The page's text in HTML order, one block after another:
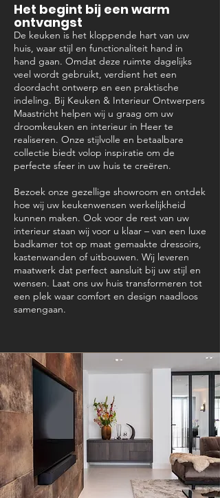
Het begint bij een warm
ontvangst
De keuken is het kloppende hart van uw
huis, waar stijl en functionaliteit hand in
hand gaan. Omdat deze ruimte dagelijks
veel wordt gebruikt, verdient het een
doordacht ontwerp en een praktische
indeling. Bij Keuken & Interieur Ontwerpers
Maastricht helpen wij u graag om uw
droomkeuken en interieur in Heer te
realiseren. Onze stijlvolle en betaalbare
collectie biedt volop inspiratie om de
perfecte sfeer in uw huis te creëren.
Bezoek onze gezellige showroom en ontdek
hoe wij uw keukenwensen werkelijkheid
kunnen maken. Ook voor de rest van uw
interieur staan wij voor u klaar – van een luxe
badkamer tot op maat gemaakte dressoirs,
kastenwanden of uitbouwen. Wij leveren
maatwerk dat perfect aansluit bij uw stijl en
wensen. Laat ons uw huis transformeren tot
een plek waar comfort en design naadloos
samengaan.